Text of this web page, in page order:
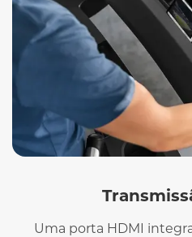
Uma porta HDMI